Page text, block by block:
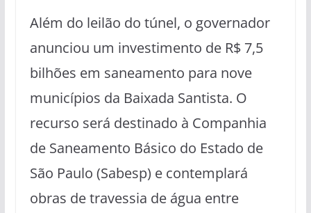
Além do leilão do túnel, o governador
anunciou um investimento de R$ 7,5
bilhões em saneamento para nove
municípios da Baixada Santista. O
recurso será destinado à Companhia
de Saneamento Básico do Estado de
São Paulo (Sabesp) e contemplará
obras de travessia de água entre